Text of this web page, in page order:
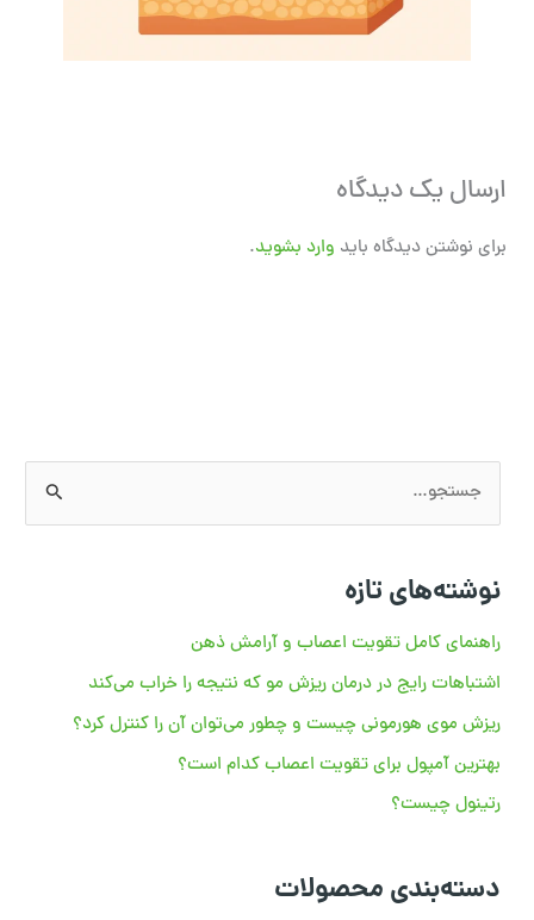
س
ج
و
ب
ی
:
نوشته‌های تازه
راهنمای کامل تقویت اعصاب و آرامش ذهن
اشتباهات رایج در درمان ریزش مو که نتیجه را خراب می‌کند
ریزش موی هورمونی چیست و چطور می‌توان آن را کنترل کرد؟
بهترین آمپول برای تقویت اعصاب کدام است؟
رتینول چیست؟
دسته‌بندی محصولات
ارسال یک دیدگاه
برای نوشتن دیدگاه باید وارد بشوید.